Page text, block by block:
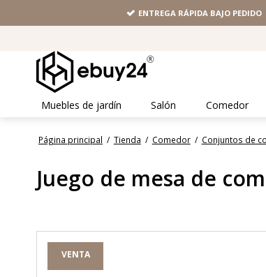
ENTREGA RÁPIDA BAJO PEDIDO
Muebles de jardín Salón Comedor
Página principal / Tienda / Comedor / Conjuntos de
Juego de mesa de
VENTA